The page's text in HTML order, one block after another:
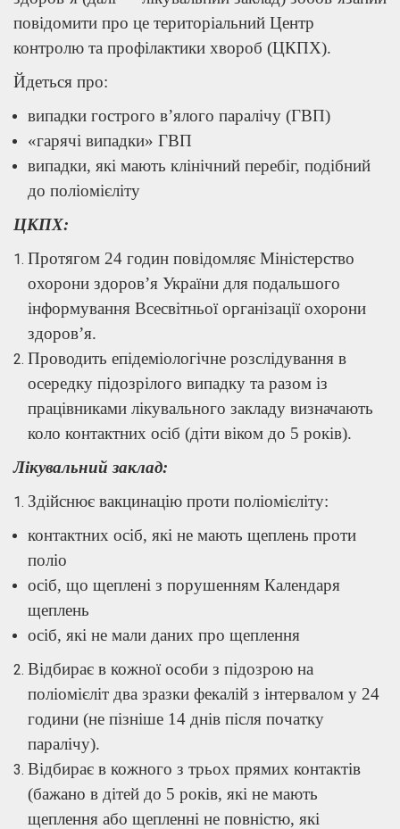
повідомити про це територіальний Центр
контролю та профілактики хвороб (ЦКПХ).
Йдеться про:
випадки гострого в’ялого паралічу (ГВП)
«гарячі випадки» ГВП
випадки, які мають клінічний перебіг, подібний
до поліомієліту
ЦКПХ:
Протягом 24 годин повідомляє Міністерство
охорони здоров’я України для подальшого
інформування Всесвітньої організації охорони
здоров’я.
Проводить епідеміологічне розслідування в
осередку підозрілого випадку та разом із
працівниками лікувального закладу визначають
коло контактних осіб (діти віком до 5 років).
Лікувальний заклад:
Здійснює вакцинацію проти поліомієліту:
контактних осіб, які не мають щеплень проти
поліо
осіб, що щеплені з порушенням Календаря
щеплень
осіб, які не мали даних про щеплення
Відбирає в кожної особи з підозрою на
поліомієліт два зразки фекалій з інтервалом у 24
години (не пізніше 14 днів після початку
паралічу).
Відбирає в кожного з трьох прямих контактів
(бажано в дітей до 5 років, які не мають
щеплення або щепленні не повністю, які